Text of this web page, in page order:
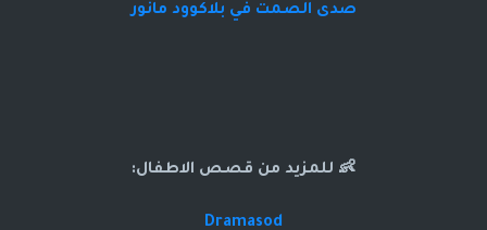
صدى الصمت في بلاكوود مانور
👶 للمزيد من قصص الاطفال:
Dramasod